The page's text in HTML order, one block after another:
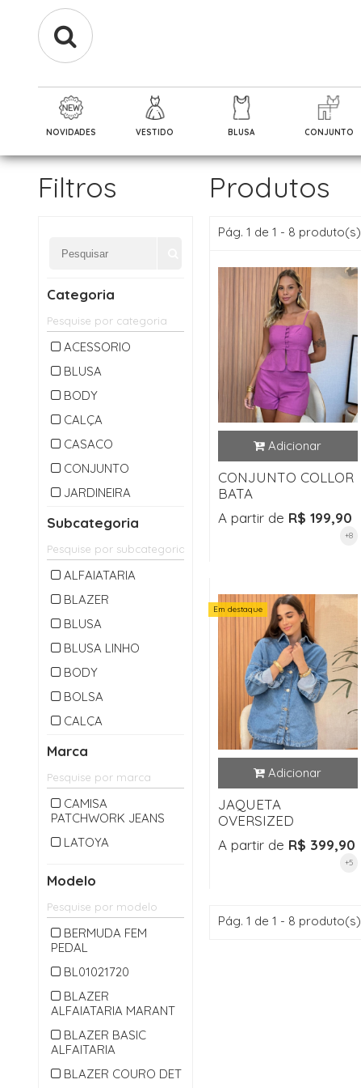
NOVIDADES VESTIDO BLUSA CONJUNTO
Filtros
Categoria
ACESSORIO
BLUSA
BODY
CALÇA
CASACO
CONJUNTO
JARDINEIRA
MACACAO
PARKA
Subcategoria
ALFAIATARIA
BLAZER
BLUSA
BLUSA LINHO
BODY
BOLSA
CALÇA
CALÇA LONGA
CARDIGAM
CASACO
CASAQUETO
CINTO
COLETE
CONJUNTO
CROPPED
JAQUETA
JARDINEIRA
JEANS
Marca
CAMISA
PATCHWORK JEANS
LATOYA
Modelo
BERMUDA FEM
PEDAL
BL01021720
BLAZER
ALFAIATARIA MARANT
BLAZER BASIC
ALFAITARIA
BLAZER COURO DET
Produtos
Pág. 1 de 1 - 8 produto(s)
CONJUNTO COLLOR
BATA
A partir de R$ 199,90
+8
Em destaque
JAQUETA
OVERSIZED
A partir de R$ 399,90
+5
Pág. 1 de 1 - 8 produto(s)